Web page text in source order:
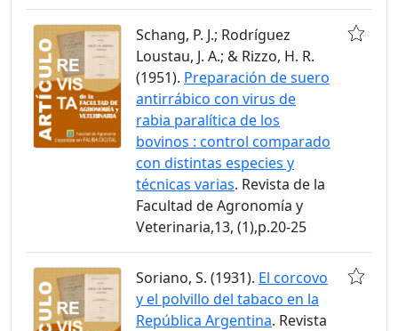
Schang, P. J.; Rodríguez
Loustau, J. A.; & Rizzo, H. R.
(1951). Preparación de suero
antirrábico con virus de
rabia paralítica de los
bovinos : control comparado
con distintas especies y
técnicas varias. Revista de la
Facultad de Agronomía y
Veterinaria,13, (1),p.20-25
Soriano, S. (1931). El corcovo
y el polvillo del tabaco en la
República Argentina. Revista